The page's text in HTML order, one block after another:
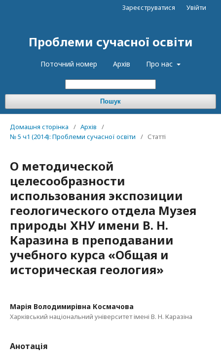
Проблеми сучасної освіти
Поточний номер Архів Про нас
Пошук
Зареєструватися Увійти
Домашня сторінка / Архів
/
№ 5 ч1 (2014): Проблеми сучасної освіти
/ Статті
О методической
целесообразности
использования экспозиции
геологического отдела Музея
природы ХНУ имени В. Н.
Каразина в преподавании
учебного курса «Общая и
историческая геология»
Марія Володимирівна Космачова
Харківський національний університет імені В. Н. Каразіна
Анотація